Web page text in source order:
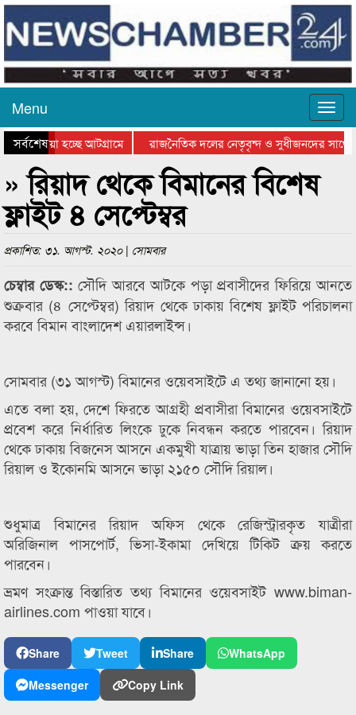
Menu
সর্বশেষ
যাওয়া হচ্ছে আটগ্রামে
রাজনৈতিক দলের নেতৃবৃন্দ ও সুধীজনদের সাথে
পুরস্কার বিতরণ সম্পন্ন
সিলেটে বাংলাদেশ গ্রুপ থিয়েটার
» রিয়াদ থেকে বিমানের বিশেষ
ফ্লাইট ৪ সেপ্টেম্বর
প্রকাশিত: ৩১. আগস্ট. ২০২০ | সোমবার
চেম্বার ডেস্ক:: সৌদি আরবে আটকে পড়া প্রবাসীদের ফিরিয়ে আনতে
শুক্রবার (৪ সেপ্টেম্বর) রিয়াদ থেকে ঢাকায় বিশেষ ফ্লাইট পরিচালনা
করবে বিমান বাংলাদেশ এয়ারলাইন্স।
সোমবার (৩১ আগস্ট) বিমানের ওয়েবসাইটে এ তথ্য জানানো হয়।
এতে বলা হয়, দেশে ফিরতে আগ্রহী প্রবাসীরা বিমানের ওয়েবসাইটে
প্রবেশ করে নির্ধারিত লিংকে ঢুকে নিবন্ধন করতে পারবেন। রিয়াদ
থেকে ঢাকায় বিজনেস আসনে একমুখী যাত্রায় ভাড়া তিন হাজার সৌদি
রিয়াল ও ইকোনমি আসনে ভাড়া ২১৫০ সৌদি রিয়াল।
শুধুমাত্র বিমানের রিয়াদ অফিস থেকে রেজিস্ট্রারকৃত যাত্রীরা
অরিজিনাল পাসপোর্ট, ভিসা-ইকামা দেখিয়ে টিকিট ক্রয় করতে
পারবেন।
ভ্রমণ সংক্রান্ত বিস্তারিত তথ্য বিমানের ওয়েবসাইট www.biman-
airlines.com পাওয়া যাবে।
Share Tweet Share
WhatsApp
Messenger
Copy Link